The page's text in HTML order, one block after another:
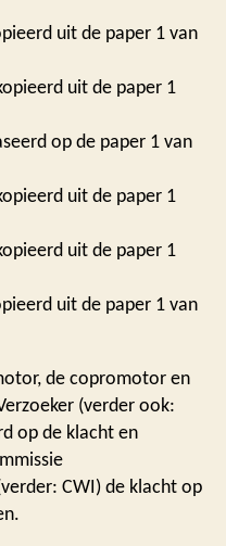
uit de paper 1 van
uit de paper 1
op de paper 1 van
uit de paper 1
uit de paper 1
uit de paper 1 van
de copromotor en
(verder ook:
op de klacht en
CWI) de klacht op